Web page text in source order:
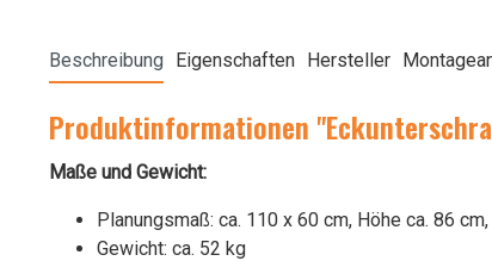
Beschreibung Eigenschaften Hersteller
Produktinformationen
Maße und Gewicht:
Planungsmaß: ca. 110 x 60 cm, Höhe ca. 86
Gewicht: ca. 52 kg